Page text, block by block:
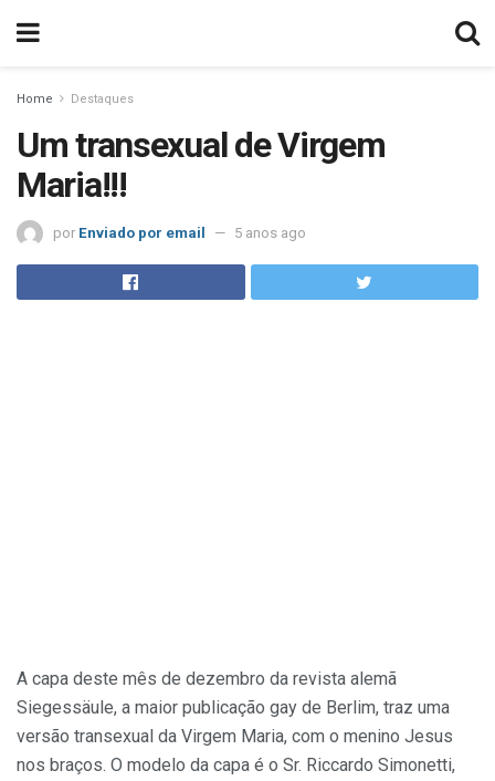
Home Destaques
Um transexual de Virgem
Maria!!!
por Enviado por email 5 anos ago
A capa deste mês de dezembro da revista alemã
Siegessäule, a maior publicação gay de Berlim, traz uma
versão transexual da Virgem Maria, com o menino Jesus
nos braços. O modelo da capa é o Sr. Riccardo Simonetti,